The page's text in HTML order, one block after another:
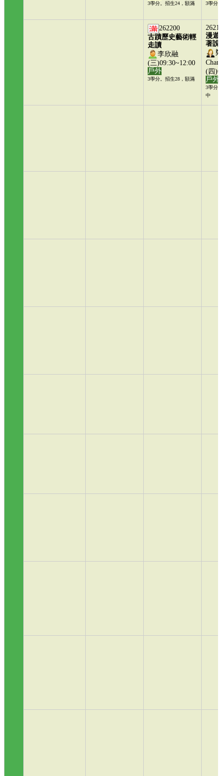
3學分。招生24，額滿 3學分
262200
古蹟歷史藝術輕
走讀
李欣融
(三)09:30~12:00
戶外
3學分。招生28，額滿
漫遊
著說
(四
戶外
3學分
中